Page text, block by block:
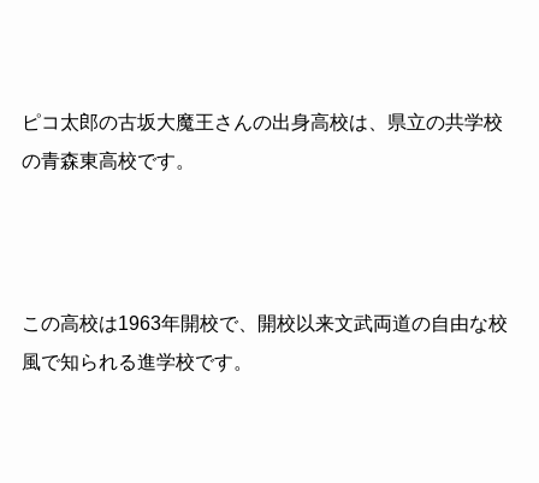
ピコ太郎の古坂大魔王さんの出身高校は、県立の共学校
の青森東高校です。
この高校は1963年開校で、開校以来文武両道の自由な校
風で知られる進学校です。